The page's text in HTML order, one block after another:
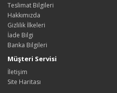
Teslimat Bilgileri
Hakkımızda
Gizlilik İlkeleri
İade Bilgi
Banka Bilgileri
Müşteri Servisi
İletişim
Site Haritası